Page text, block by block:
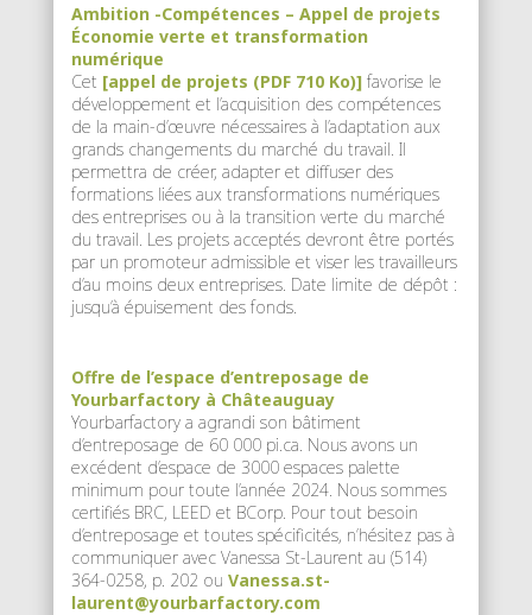
Ambition -Compétences – Appel de projets
Économie verte et transformation
numérique
Cet [appel de projets (PDF 710 Ko)]favorise le
développement et l’acquisition des compétences
de la main-d’œuvre nécessaires à l’adaptation aux
grands changements du marché du travail. Il
permettra de créer, adapter et diffuser des
formations liées aux transformations numériques
des entreprises ou à la transition verte du marché
du travail. Les projets acceptés devront être portés
par un promoteur admissible et viser les travailleurs
d’au moins deux entreprises. Date limite de dépôt :
jusqu’à épuisement des fonds.
Offre de l’espace d’entreposage de
Yourbarfactory à Châteauguay
Yourbarfactory a agrandi son bâtiment
d’entreposage de 60 000 pi.ca. Nous avons un
excédent d’espace de 3000 espaces palette
minimum pour toute l’année 2024. Nous sommes
certifiés BRC, LEED et BCorp. Pour tout besoin
d’entreposage et toutes spécificités, n’hésitez pas à
communiquer avec Vanessa St-Laurent au (514)
364-0258, p. 202 ou Vanessa.st-
laurent@yourbarfactory.com